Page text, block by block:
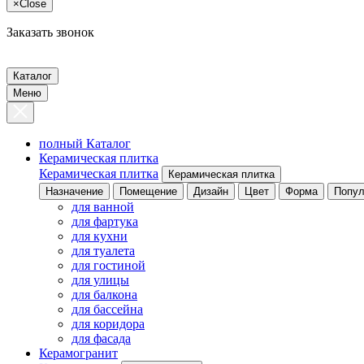
×Close
Заказать звонок
Каталог
Меню
полный Каталог
Керамическая плитка
Керамическая плитка
Керамическая плитка
Назначение
Помещение Дизайн Цвет Форма
для ванной
для фартука
для кухни
для туалета
для гостиной
для улицы
для балкона
для бассейна
для коридора
для фасада
Керамогранит